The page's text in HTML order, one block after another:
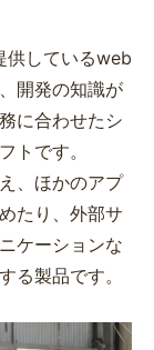
供しているweb
開発の知識が
に合わせたシ
トです。
、ほかのアプ
たり、外部サ
ケーションな
る製品です。